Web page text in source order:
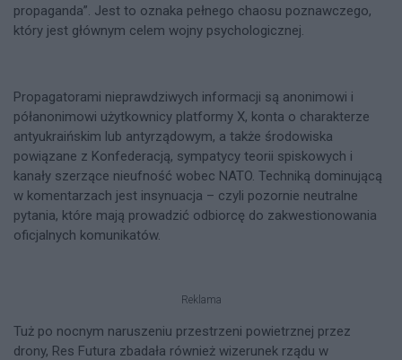
propaganda”. Jest to oznaka pełnego chaosu poznawczego,
który jest głównym celem wojny psychologicznej.
Propagatorami nieprawdziwych informacji są anonimowi i
półanonimowi użytkownicy platformy X, konta o charakterze
antyukraińskim lub antyrządowym, a także środowiska
powiązane z Konfederacją, sympatycy teorii spiskowych i
kanały szerzące nieufność wobec NATO. Techniką dominującą
w komentarzach jest insynuacja – czyli pozornie neutralne
pytania, które mają prowadzić odbiorcę do zakwestionowania
oficjalnych komunikatów.
Reklama
Tuż po nocnym naruszeniu przestrzeni powietrznej przez
drony, Res Futura zbadała również wizerunek rządu w